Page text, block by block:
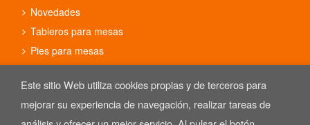
Novedades
Tableros para mesas
Pies para mesas
Este sitio Web utiliza cookies propias y de terceros para
mejorar su experiencia de navegación, realizar tareas de